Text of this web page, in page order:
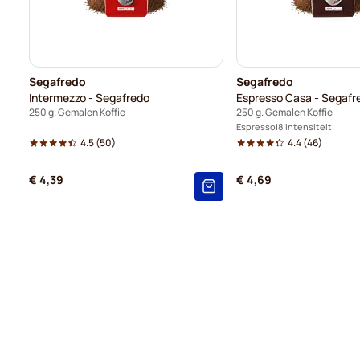
Segafredo
Intermezzo - Segafredo
250 g. Gemalen Koffie
4.5(50)
€ 4,39
Segafredo
Espresso Casa -
250 g. Gemalen Koffie
Espresso 8 Intensiteit
4.4(46)
€ 4,69